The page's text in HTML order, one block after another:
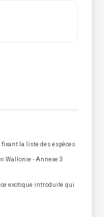
la liste des espèces
Wallonie - Annexe 3
exotique introduite qui